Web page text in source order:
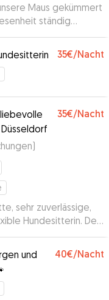
Maus gekümmert
ständig
gerne wieder.”
35€/Nacht
35€/Nacht
)
sehr zuverlässige,
Hundesitterin. Der
reibungslos und
bei Corinna sichtlich
mit Fotos von
immer wieder auf
es Fauna geht. Ich
und
40€/Nacht